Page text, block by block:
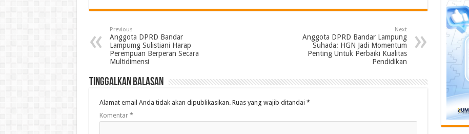
Previous
Anggota DPRD Bandar
Lampumg Sulistiani Harap
Perempuan Berperan Secara
Multidimensi
Next
Anggota DPRD Bandar Lampung
Suhada: HGN Jadi Momentum
Penting Untuk Perbaiki Kualitas
Pendidikan
Tinggalkan Balasan
Alamat email Anda tidak akan dipublikasikan. Ruas yang wajib ditandai *
Komentar *